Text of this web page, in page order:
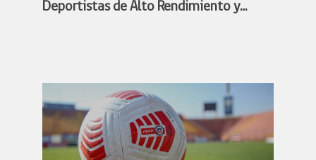
Deportistas de Alto Rendimiento y
de alto rendimiento